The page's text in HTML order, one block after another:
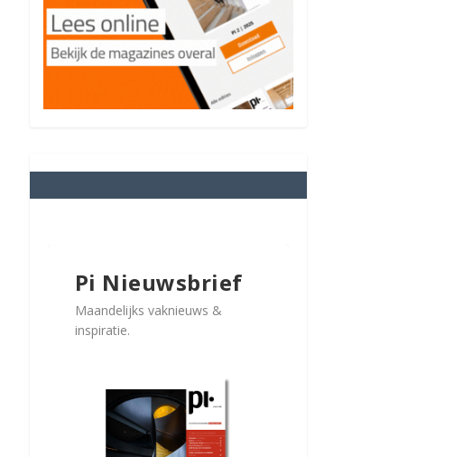
Pi Nieuwsbrief
Maandelijks vaknieuws &
inspiratie.